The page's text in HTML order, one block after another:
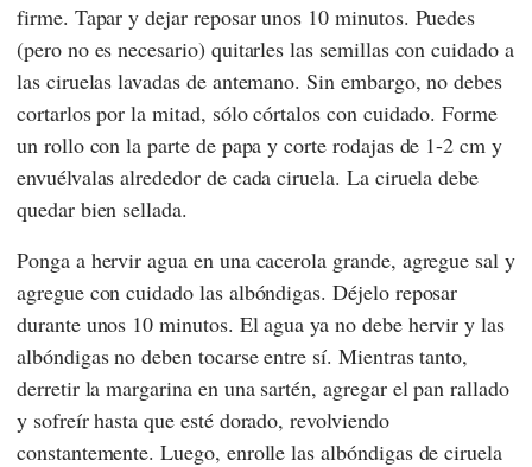
firme. Tapar y dejar reposar unos 10 minutos. Puedes
(pero no es necesario) quitarles las semillas con cuidado a
las ciruelas lavadas de antemano. Sin embargo, no debes
cortarlos por la mitad, sólo córtalos con cuidado. Forme
un rollo con la parte de papa y corte rodajas de 1-2 cm y
envuélvalas alrededor de cada ciruela. La ciruela debe
quedar bien sellada.
Ponga a hervir agua en una cacerola grande, agregue sal y
agregue con cuidado las albóndigas. Déjelo reposar
durante unos 10 minutos. El agua ya no debe hervir y las
albóndigas no deben tocarse entre sí. Mientras tanto,
derretir la margarina en una sartén, agregar el pan rallado
y sofreír hasta que esté dorado, revolviendo
constantemente. Luego, enrolle las albóndigas de ciruela